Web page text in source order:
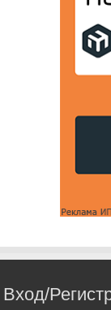
Вход/